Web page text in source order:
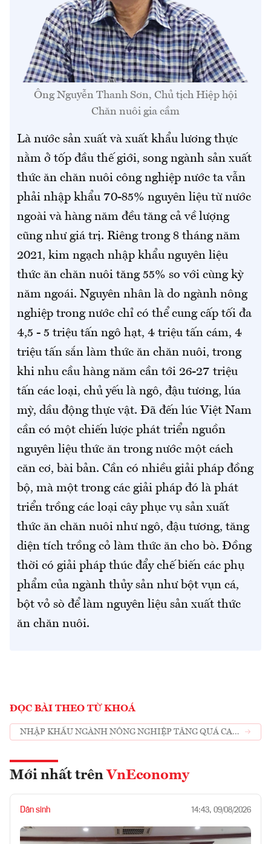
Ông Nguyễn Thanh Sơn, Chủ tịch Hiệp hội
Chăn nuôi gia cầm
Là nước sản xuất và xuất khẩu lương thực
nằm ở tốp đầu thế giới, song ngành sản xuất
thức ăn chăn nuôi công nghiệp nước ta vẫn
phải nhập khẩu 70-85% nguyên liệu từ nước
ngoài và hàng năm đều tăng cả về lượng
cũng như giá trị. Riêng trong 8 tháng năm
2021, kim ngạch nhập khẩu nguyên liệu
thức ăn chăn nuôi tăng 55% so với cùng kỳ
năm ngoái. Nguyên nhân là do ngành nông
nghiệp trong nước chỉ có thể cung cấp tối đa
4,5 - 5 triệu tấn ngô hạt, 4 triệu tấn cám, 4
triệu tấn sắn làm thức ăn chăn nuôi, trong
khi nhu cầu hàng năm cần tới 26-27 triệu
tấn các loại, chủ yếu là ngô, đậu tương, lúa
mỳ, dầu động thực vật. Đã đến lúc Việt Nam
cần có một chiến lược phát triển nguồn
nguyên liệu thức ăn trong nước một cách
căn cơ, bài bản. Cần có nhiều giải pháp đồng
bộ, mà một trong các giải pháp đó là phát
triển trồng các loại cây phục vụ sản xuất
thức ăn chăn nuôi như ngô, đậu tương, tăng
diện tích trồng cỏ làm thức ăn cho bò. Đồng
thời có giải pháp thúc đẩy chế biến các phụ
phẩm của ngành thủy sản như bột vụn cá,
bột vỏ sò để làm nguyên liệu sản xuất thức
ăn chăn nuôi.
ĐỌC BÀI THEO TỪ KHOÁ
NHẬP KHẨU NGÀNH NÔNG NGHIỆP TĂNG QUÁ CAO
Mới nhất trên VnEconomy
Dân sinh 14:43, 09/08/2026